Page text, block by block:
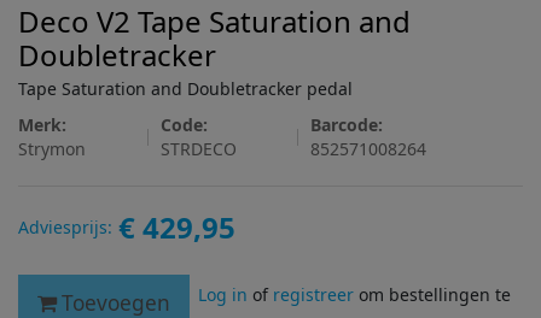
Deco V2 Tape Saturation and
Doubletracker
Tape Saturation and Doubletracker pedal
Merk:
Strymon
Code:
STRDECO
Barcode:
852571008264
Adviesprijs: € 429,95
Toevoegen Log in of registreerom bestellingen te